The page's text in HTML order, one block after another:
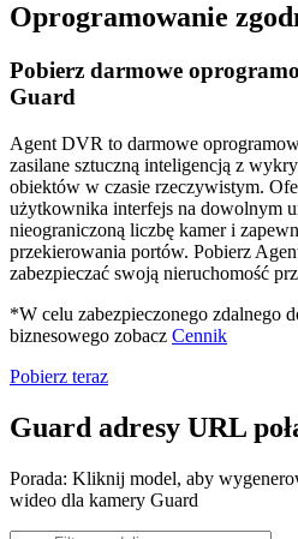
Oprogramowanie
Pobierz darmowe
Guard
Agent DVR to darmowe
zasilane sztuczną inteligencją z
obiektów w czasie rzeczywistym.
użytkownika interfejs na dowolnym
nieograniczoną liczbę kamer i
przekierowania portów. Pobierz
zabezpieczać swoją nieruchomość
*W celu zabezpieczonego zdalnego
biznesowego zobacz Cennik
Pobierz teraz
Guard adresy URL
Porada: Kliknij model, aby
wideo dla kamery Guard